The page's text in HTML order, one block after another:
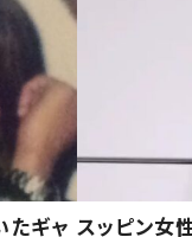
たギャ スッピン女